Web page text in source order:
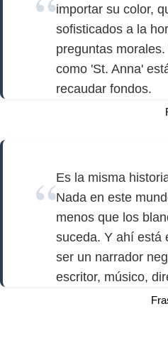
importar su color,
sofisticados a la
preguntas
como 'St. Anna'
recaudar fondos.
Es la misma
Nada en este
menos que los
suceda. Y ahí está
ser un narrador
escritor, músico,